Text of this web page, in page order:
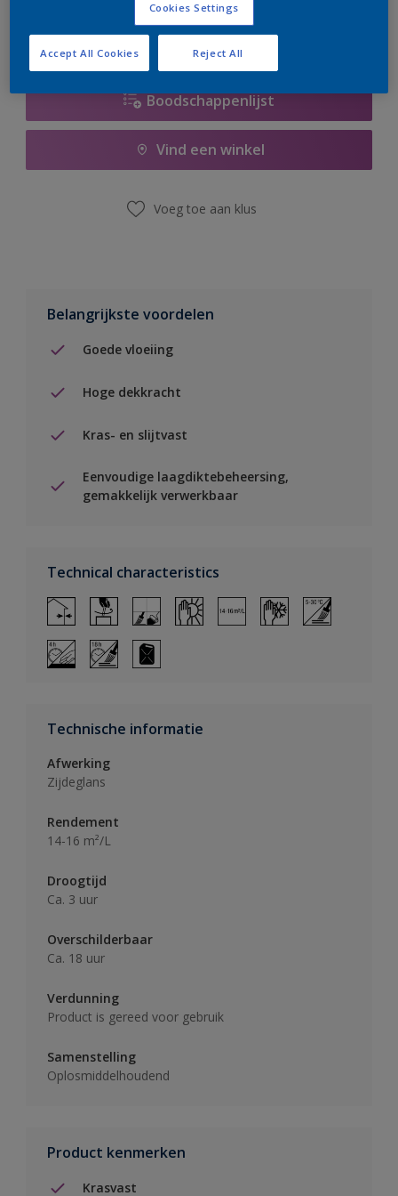
Boodschappenlijst
Vind een winkel
Voeg toe aan klus
Belangrijkste voordelen
Goede vloeiing
Hoge dekkracht
Kras- en slijtvast
Eenvoudige laagdiktebeheersing,
gemakkelijk verwerkbaar
Technical characteristics
Technische informatie
Afwerking
Zijdeglans
Rendement
14-16 m²/L
Droogtijd
Ca. 3 uur
Overschilderbaar
Ca. 18 uur
Verdunning
Product is gereed voor gebruik
Samenstelling
Oplosmiddelhoudend
Product kenmerken
Krasvast
Cookies Settings
Reject All
Accept All Cookies